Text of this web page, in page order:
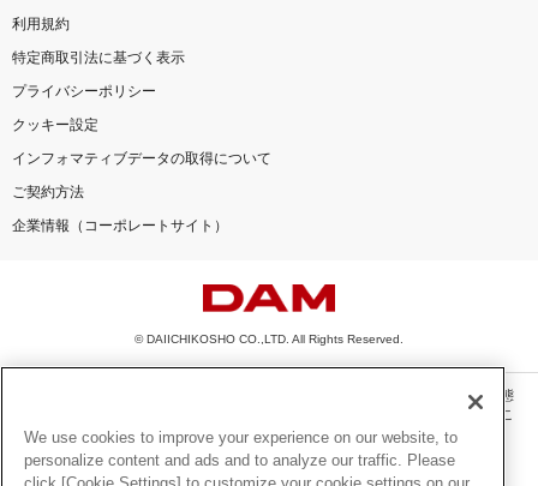
利用規約
特定商取引法に基づく表示
プライバシーポリシー
クッキー設定
インフォマティブデータの取得について
ご契約方法
企業情報（コーポレートサイト）
© DAIICHIKOSHO CO.,LTD. All Rights Reserved.
このサイトに掲載されている一切の文章・画像・写真・動画・音声等を、手段や形態
を問わず、著作権法の定める範囲を超えて無断で複製、転載、ファイル化などするこ
とを禁じます。
楽曲及びコンテンツは、機種によりご利用いただけない場合があります。
We use cookies to improve your experience on our website, to
personalize content and ads and to analyze our traffic. Please